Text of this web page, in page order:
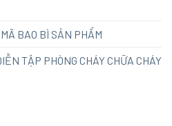
BAO BÌ SẢN PHẨM
TẬP PHÒNG CHÁY CHỮA CHÁY